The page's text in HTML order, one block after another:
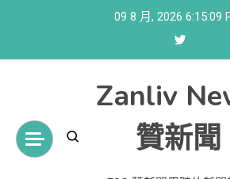
09 8 月, 2026 6:15:11
Zanliv
贊新聞